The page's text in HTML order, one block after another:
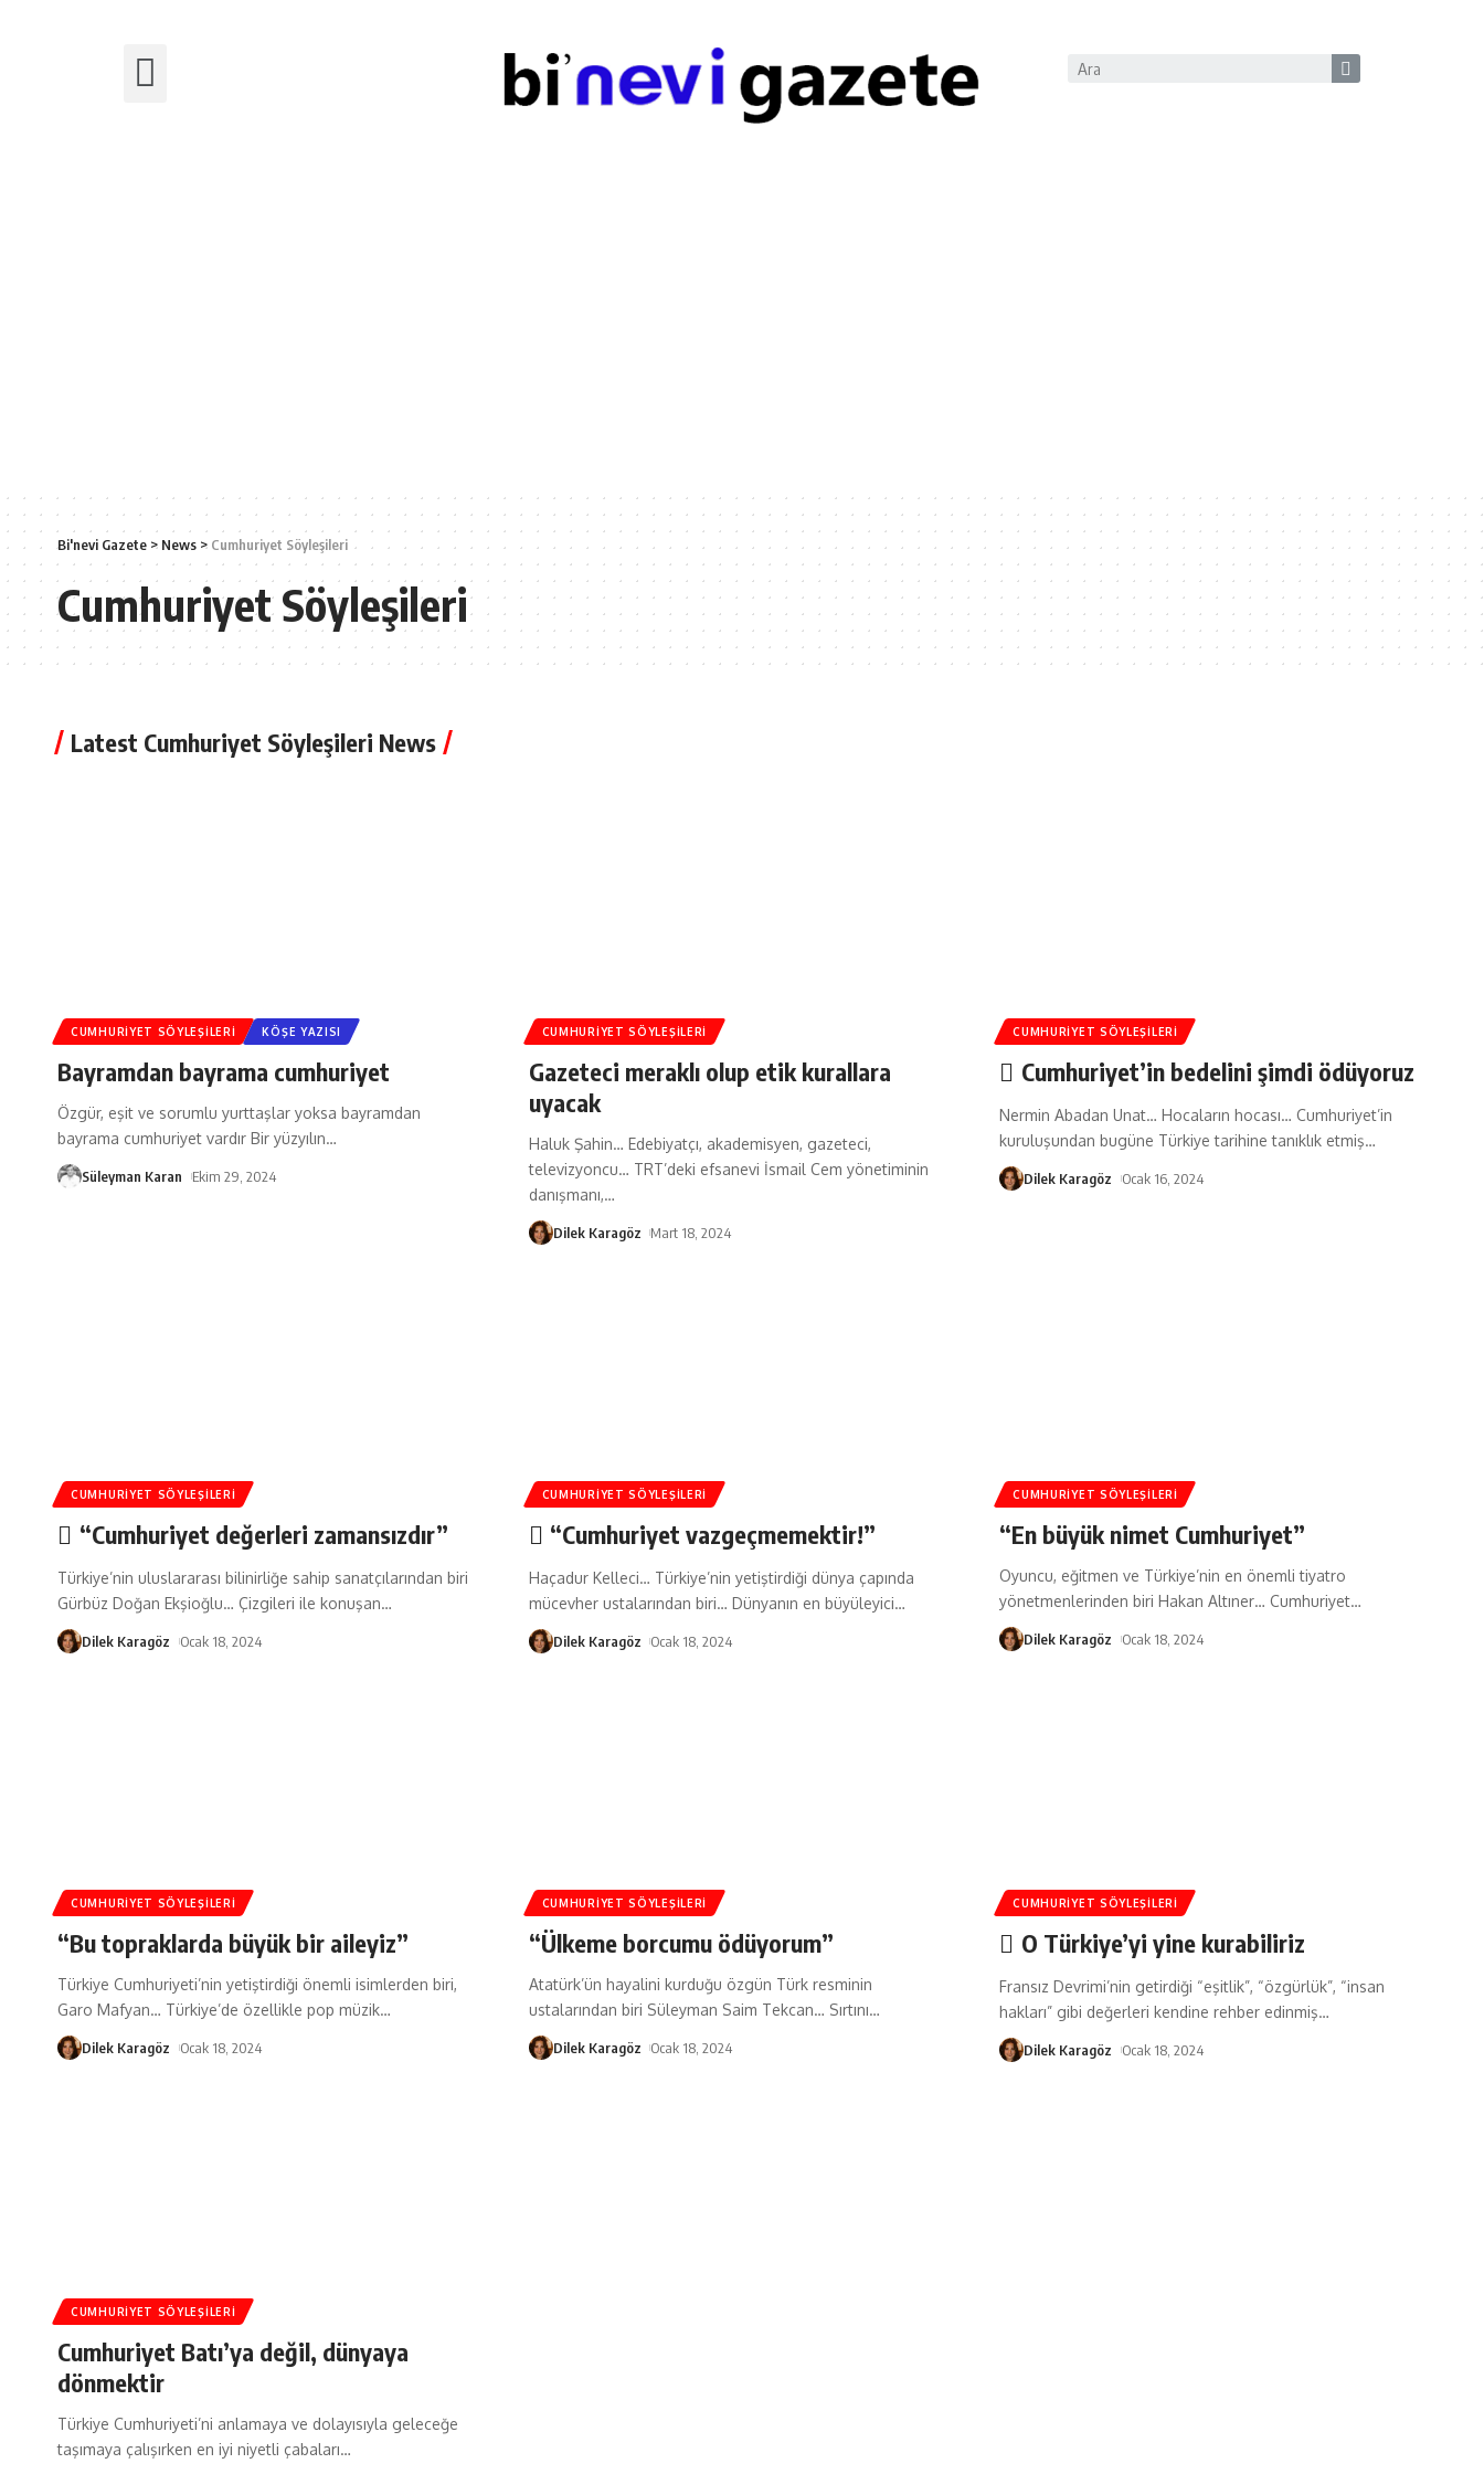
Bi'nevi Gazete > News > Cumhuriyet Söyleşileri
Cumhuriyet Söyleşileri
Latest Cumhuriyet Söyleşileri News
CUMHURIYET SÖYLEŞILERI KÖŞE YAZISI
Bayramdan bayrama cumhuriyet
Özgür, eşit ve sorumlu yurttaşlar yoksa bayramdan
bayrama cumhuriyet vardır Bir yüzyılın…
Süleyman Karan Ekim 29, 2024
CUMHURIYET SÖYLEŞILERI
Gazeteci meraklı olup etik kurallara
uyacak
Haluk Şahin… Edebiyatçı, akademisyen, gazeteci,
televizyoncu… TRT’deki efsanevi İsmail Cem yönetiminin
danışmanı,…
Dilek Karagöz Mart 18, 2024
CUMHURIYET SÖYLEŞILERI
Cumhuriyet’in bedelini şimdi ödüyoruz
Nermin Abadan Unat… Hocaların hocası… Cumhuriyet’in
kuruluşundan bugüne Türkiye tarihine tanıklık etmiş…
Dilek Karagöz Ocak 16, 2024
CUMHURIYET SÖYLEŞILERI
“Cumhuriyet değerleri zamansızdır”
Türkiye’nin uluslararası bilinirliğe sahip sanatçılarından biri
Gürbüz Doğan Ekşioğlu… Çizgileri ile konuşan…
Dilek Karagöz Ocak 18, 2024
CUMHURIYET SÖYLEŞILERI
“Cumhuriyet vazgeçmemektir!”
Haçadur Kelleci… Türkiye’nin yetiştirdiği dünya çapında
mücevher ustalarından biri… Dünyanın en büyüleyici…
Dilek Karagöz Ocak 18, 2024
CUMHURIYET SÖYLEŞILERI
“En büyük nimet Cumhuriyet”
Oyuncu, eğitmen ve Türkiye’nin en önemli tiyatro
yönetmenlerinden biri Hakan Altıner… Cumhuriyet…
Dilek Karagöz Ocak 18, 2024
CUMHURIYET SÖYLEŞILERI
“Bu topraklarda büyük bir aileyiz”
Türkiye Cumhuriyeti’nin yetiştirdiği önemli isimlerden biri,
Garo Mafyan… Türkiye’de özellikle pop müzik…
Dilek Karagöz Ocak 18, 2024
CUMHURIYET SÖYLEŞILERI
“Ülkeme borcumu ödüyorum”
Atatürk’ün hayalini kurduğu özgün Türk resminin
ustalarından biri Süleyman Saim Tekcan… Sırtını…
Dilek Karagöz Ocak 18, 2024
CUMHURIYET SÖYLEŞILERI
O Türkiye’yi yine kurabiliriz
Fransız Devrimi’nin getirdiği “eşitlik”, “özgürlük”, “insan
hakları” gibi değerleri kendine rehber edinmiş…
Dilek Karagöz Ocak 18, 2024
CUMHURIYET SÖYLEŞILERI
Cumhuriyet Batı’ya değil, dünyaya
dönmektir
Türkiye Cumhuriyeti’ni anlamaya ve dolayısıyla geleceğe
taşımaya çalışırken en iyi niyetli çabaları…